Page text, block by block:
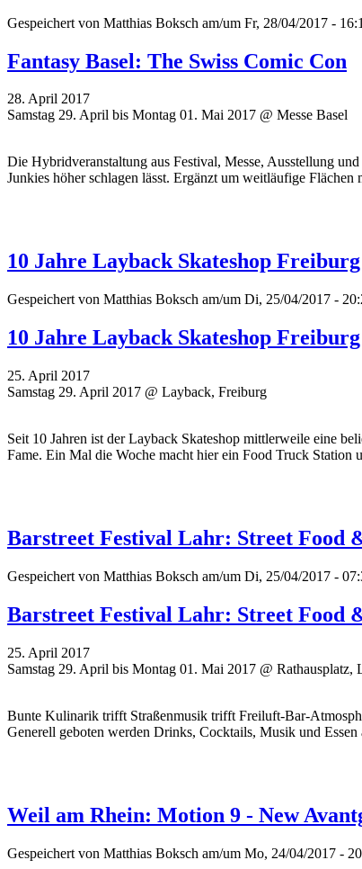
Gespeichert von Matthias Boksch am/um Fr, 28/04/2017 -
Fantasy Basel: The Swiss Comic Con
28. April 2017
Samstag 29. April bis Montag 01. Mai 2017 @ Messe Basel
Die Hybridveranstaltung aus Festival, Messe, Ausstellung
Junkies höher schlagen lässt. Ergänzt um weitläufige
10 Jahre Layback Skateshop Freiburg
Gespeichert von Matthias Boksch am/um Di, 25/04/2017 -
10 Jahre Layback Skateshop Freiburg
25. April 2017
Samstag 29. April 2017 @ Layback, Freiburg
Seit 10 Jahren ist der Layback Skateshop mittlerweile eine
Fame. Ein Mal die Woche macht hier ein Food Truck
Barstreet Festival Lahr: Street Food
Gespeichert von Matthias Boksch am/um Di, 25/04/2017 -
Barstreet Festival Lahr: Street Food
25. April 2017
Samstag 29. April bis Montag 01. Mai 2017 @ Rathausplatz,
Bunte Kulinarik trifft Straßenmusik trifft Freiluft-Bar-
Generell geboten werden Drinks, Cocktails, Musik und
Weil am Rhein: Motion 9 - New
Gespeichert von Matthias Boksch am/um Mo, 24/04/2017 -